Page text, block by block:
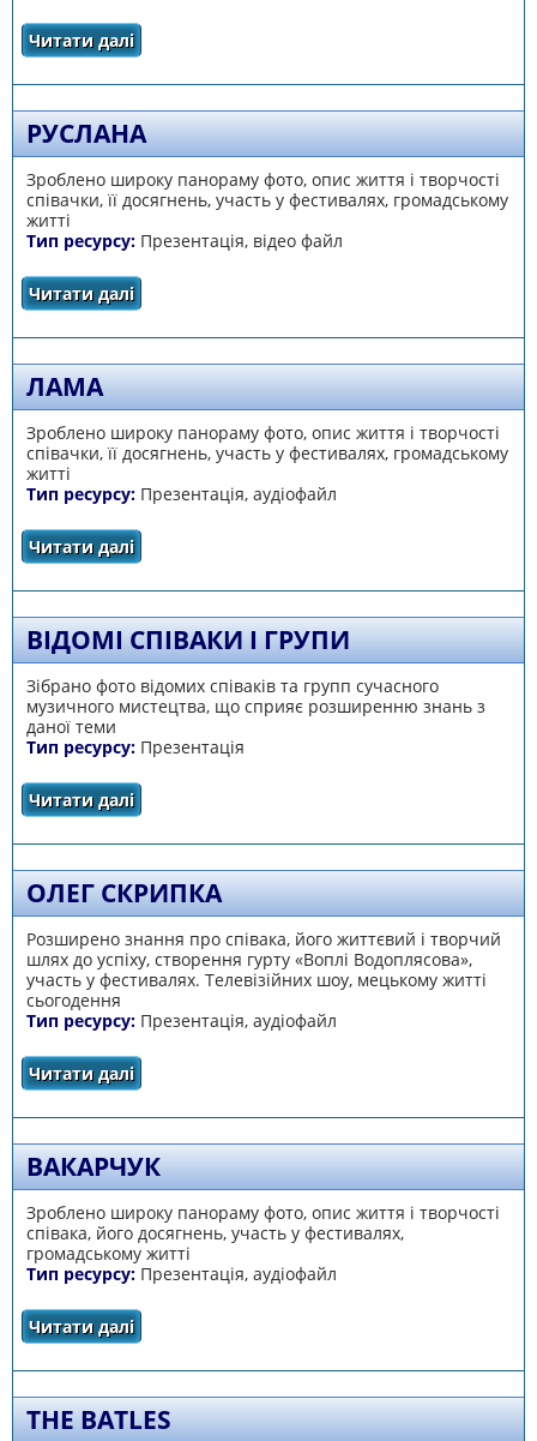
Читати даліпро Напрями музики масових жанрів
РУСЛАНА
Зроблено широку панораму фото, опис життя і творчості
співачки, її досягнень, участь у фестивалях, громадському
житті
Тип ресурсу: Презентація, відео файл
Читати даліпро Руслана
ЛАМА
Зроблено широку панораму фото, опис життя і творчості
співачки, її досягнень, участь у фестивалях, громадському
житті
Тип ресурсу: Презентація, аудіофайл
Читати даліпро Лама
ВІДОМІ СПІВАКИ І ГРУПИ
Зібрано фото відомих співаків та групп сучасного
музичного мистецтва, що сприяє розширенню знань з
даної теми
Тип ресурсу: Презентація
Читати даліпро Відомі співаки і групи
ОЛЕГ СКРИПКА
Розширено знання про співака, його життєвий і творчий
шлях до успіху, створення гурту «Воплі Водоплясова»,
участь у фестивалях. Телевізійних шоу, мецькому житті
сьогодення
Тип ресурсу: Презентація, аудіофайл
Читати даліпро Олег Скрипка
ВАКАРЧУК
Зроблено широку панораму фото, опис життя і творчості
співака, його досягнень, участь у фестивалях,
громадському житті
Тип ресурсу: Презентація, аудіофайл
Читати даліпро Вакарчук
THE BATLES